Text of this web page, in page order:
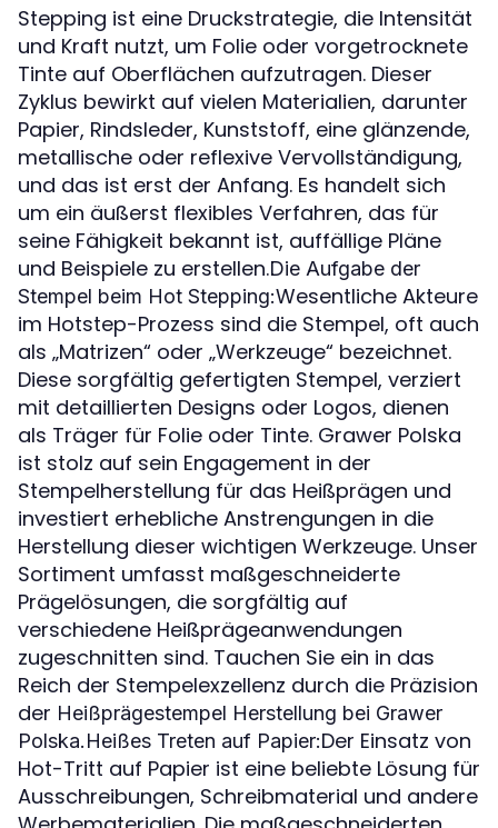
Stepping ist eine Druckstrategie, die Intensität
und Kraft nutzt, um Folie oder vorgetrocknete
Tinte auf Oberflächen aufzutragen. Dieser
Zyklus bewirkt auf vielen Materialien, darunter
Papier, Rindsleder, Kunststoff, eine glänzende,
metallische oder reflexive Vervollständigung,
und das ist erst der Anfang. Es handelt sich
um ein äußerst flexibles Verfahren, das für
seine Fähigkeit bekannt ist, auffällige Pläne
und Beispiele zu erstellen.Die Aufgabe der
Stempel beim Hot Stepping:Wesentliche Akteure
im Hotstep-Prozess sind die Stempel, oft auch
als „Matrizen“ oder „Werkzeuge“ bezeichnet.
Diese sorgfältig gefertigten Stempel, verziert
mit detaillierten Designs oder Logos, dienen
als Träger für Folie oder Tinte. Grawer Polska
ist stolz auf sein Engagement in der
Stempelherstellung für das Heißprägen und
investiert erhebliche Anstrengungen in die
Herstellung dieser wichtigen Werkzeuge. Unser
Sortiment umfasst maßgeschneiderte
Prägelösungen, die sorgfältig auf
verschiedene Heißprägeanwendungen
zugeschnitten sind. Tauchen Sie ein in das
Reich der Stempelexzellenz durch die Präzision
der Heißprägestempel Herstellung bei Grawer
Polska.Heißes Treten auf Papier:Der Einsatz von
Hot-Tritt auf Papier ist eine beliebte Lösung für
Ausschreibungen, Schreibmaterial und andere